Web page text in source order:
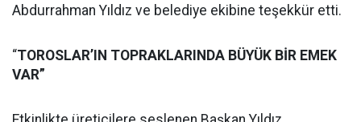
Abdurrahman Yıldız ve belediye ekibine teşekkür etti.
“TOROSLAR’IN TOPRAKLARINDA BÜYÜK BİR EMEK
VAR”